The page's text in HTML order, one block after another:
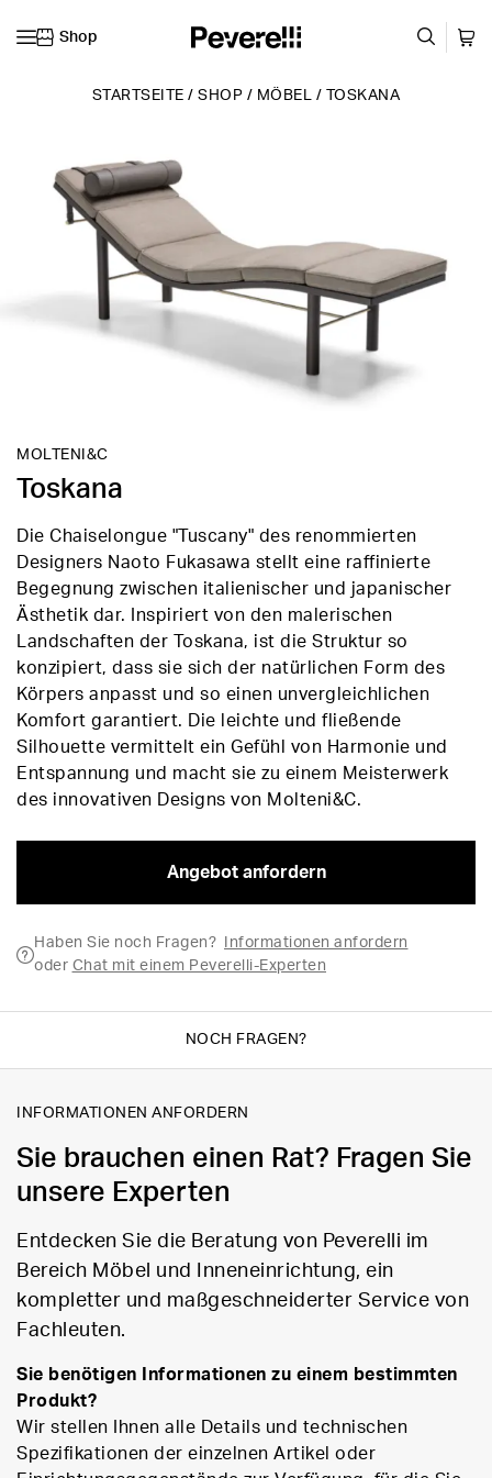
Shop
STARTSEITE /SHOP / MÖBEL / TOSKANA
MOLTENI&C
Toskana
Die Chaiselongue "Tuscany" des renommierten
Designers Naoto Fukasawa stellt eine raffinierte
Begegnung zwischen italienischer und japanischer
Ästhetik dar. Inspiriert von den malerischen
Landschaften der Toskana, ist die Struktur so
konzipiert, dass sie sich der natürlichen Form des
Körpers anpasst und so einen unvergleichlichen
Komfort garantiert. Die leichte und fließende
Silhouette vermittelt ein Gefühl von Harmonie und
Entspannung und macht sie zu einem Meisterwerk
des innovativen Designs von Molteni&C.
Angebot anfordern
Haben Sie noch Fragen?
Informationen anfordern
oder Chat mit einem Peverelli-Experten
NOCH FRAGEN?
INFORMATIONEN ANFORDERN
Sie brauchen einen Rat? Fragen Sie
unsere Experten
Entdecken Sie die Beratung von Peverelli im
Bereich Möbel und Inneneinrichtung, ein
kompletter und maßgeschneiderter Service von
Fachleuten.
Sie benötigen Informationen zu einem bestimmten
Produkt?
Wir stellen Ihnen alle Details und technischen
Spezifikationen der einzelnen Artikel oder